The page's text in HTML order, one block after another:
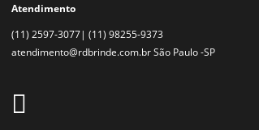
Atendimento
(11) 2597-3077| (11) 98255-9373
atendimento@rdbrinde.com.brSão Paulo -SP